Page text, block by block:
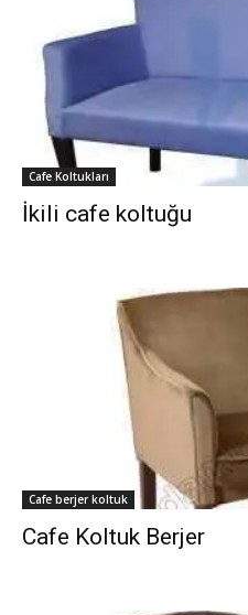
Cafe Koltukları
İkili cafe koltuğu
Cafe berjer koltuk
Cafe Koltuk Berjer